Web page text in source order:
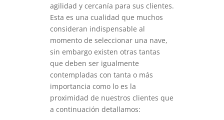
agilidad y cercanía para sus clientes.
Esta es una cualidad que muchos
consideran indispensable al
momento de seleccionar una nave,
sin embargo existen otras tantas
que deben ser igualmente
contempladas con tanta o más
importancia como lo es la
proximidad de nuestros clientes que
a continuación detallamos: